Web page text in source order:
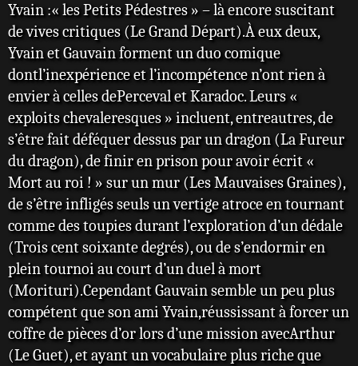
Yvain :« les Petits Pédestres » – là encore suscitant
de vives critiques (Le Grand Départ).À eux deux,
Yvain et Gauvain forment un duo comique
dontl’inexpérience et l’incompétence n’ont rien à
envier à celles dePerceval et Karadoc. Leurs «
exploits chevaleresques » incluent, entreautres, de
s’être fait déféquer dessus par un dragon (La Fureur
du dragon), de finir en prison pour avoir écrit «
Mort au roi ! » sur un mur (Les Mauvaises Graines),
de s’être infligés seuls un vertige atroce en tournant
comme des toupies durant l’exploration d’un dédale
(Trois cent soixante degrés), ou de s’endormir en
plein tournoi au court d’un duel à mort
(Morituri).Cependant Gauvain semble un peu plus
compétent que son ami Yvain,réussissant à forcer un
coffre de pièces d’or lors d’une mission avecArthur
(Le Guet), et ayant un vocabulaire plus riche que